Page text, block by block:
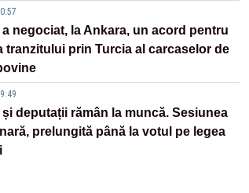
a negociat, la Ankara, un acord pentru
tranzitului prin Turcia al carcaselor de
deputații rămân la muncă. Sesiunea
prelungită până la votul pe legea